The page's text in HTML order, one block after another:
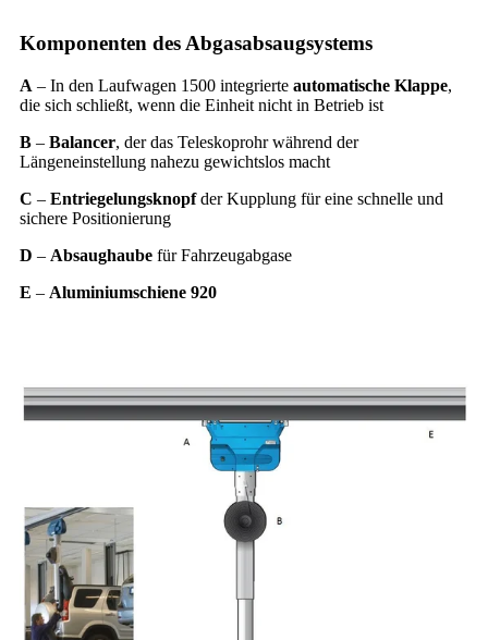
Komponenten des Abgasabsaugsystems
A – In den Laufwagen 1500 integrierte automatische Klappe,
die sich schließt, wenn die Einheit nicht in Betrieb ist
B – Balancer, der das Teleskoprohr während der
Längeneinstellung nahezu gewichtslos macht
C – Entriegelungsknopfder Kupplung für eine schnelle und
sichere Positionierung
D – Absaughaube für Fahrzeugabgase
E – Aluminiumschiene 920